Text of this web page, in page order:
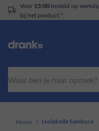
Voor 15:00besteld op
bij het product.*
Home Isolabella Sambuca